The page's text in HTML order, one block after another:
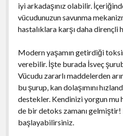
iyi arkadaşınız olabilir.
vücudunuzun savunma
hastalıklara karşı daha dirençli
Modern yaşamın getirdiği
verebilir. İşte burada İsveç
Vücudu zararlı maddelerden
bu şurup, kan dolaşımını
destekler. Kendinizi yorgun mu
de bir detoks zamanı gelmiştir!
başlayabilirsiniz.